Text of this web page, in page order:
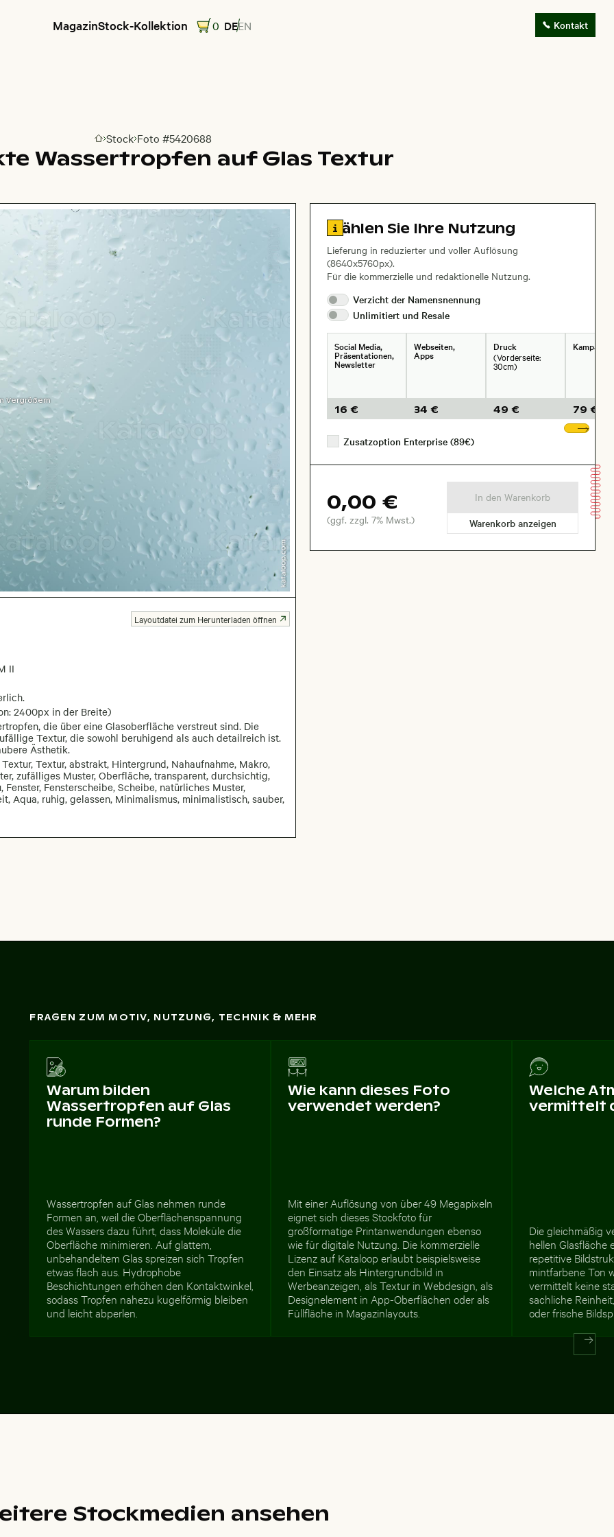
MagazinStock-Kollektion 0 DEEN Kontakt
Zur Homepage
Stock Foto #5420688
Wassertropfen auf Glas Textur
Vergrößern
II
2400px in der Breite)
die über eine Glasoberfläche verstreut sind. Die
Textur, die sowohl beruhigend als auch detailreich ist.
Ästhetik.
Textur, abstrakt, Hintergrund, Nahaufnahme, Makro,
zufälliges Muster, Oberfläche, transparent, durchsichtig,
Fensterscheibe, Scheibe, natürliches Muster,
Aqua, ruhig, gelassen, Minimalismus, minimalistisch, sauber,
Layoutdatei zum Herunterladen öffnen
Zu den Lizenzinformationen springen
Wählen Sie Ihre Nutzung
Lieferung in reduzierter und voller Auflösung
(8640x5760px).
Für die kommerzielle und redaktionelle Nutzung.
Verzicht der Namensnennung
Unlimitiert und Resale
Social Media,
Präsentationen,
Newsletter
16 €
Webseiten,
Apps
34 €
Druck
(Vorderseite:
30cm)
49 €
79 €
Zusatzoption Enterprise (89€)
0,00 €
(ggf. zzgl. 7% Mwst.)
In den Warenkorb
Warenkorb anzeigen
FRAGEN ZUM MOTIV, NUTZUNG, TECHNIK & MEHR
Warum bilden
Wassertropfen auf Glas
runde Formen?
Wassertropfen auf Glas nehmen runde
Formen an, weil die Oberflächenspannung
des Wassers dazu führt, dass Moleküle die
Oberfläche minimieren. Auf glattem,
unbehandeltem Glas spreizen sich Tropfen
etwas flach aus. Hydrophobe
Beschichtungen erhöhen den Kontaktwinkel,
sodass Tropfen nahezu kugelförmig bleiben
und leicht abperlen.
Wie kann dieses Foto
verwendet werden?
Mit einer Auflösung von über 49 Megapixeln
eignet sich dieses Stockfoto für
großformatige Printanwendungen ebenso
wie für digitale Nutzung. Die kommerzielle
Lizenz auf Kataloop erlaubt beispielsweise
den Einsatz als Hintergrundbild in
Werbeanzeigen, als Textur in Webdesign, als
Designelement in App-Oberflächen oder als
Füllfläche in Magazinlayouts.
Welche
vermittelt
Die gleichmäßig
hellen Glasfläche
repetitive
mintfarbene Ton
vermittelt keine
sachliche
oder frische
Stockmedien ansehen